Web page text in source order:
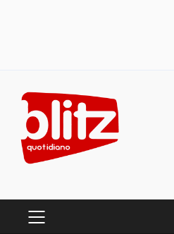
content
PRIMARY